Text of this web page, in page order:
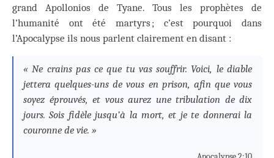
grand Apollonios de Tyane. Tous les prophètes de
l’humanité ont été martyrs ; c’est pourquoi dans
l’Apocalypse ils nous parlent clairement en disant :
« Ne crains pas ce que tu vas souffrir. Voici, le diable
jettera quelques-uns de vous en prison, afin que vous
soyez éprouvés, et vous aurez une tribulation de dix
jours. Sois fidèle jusqu’à la mort, et je te donnerai la
couronne de vie. »